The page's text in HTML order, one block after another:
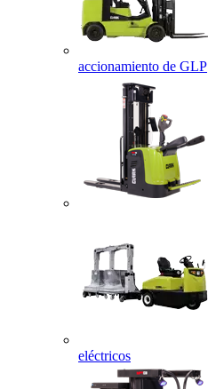
accionamiento de GLP
eléctricos